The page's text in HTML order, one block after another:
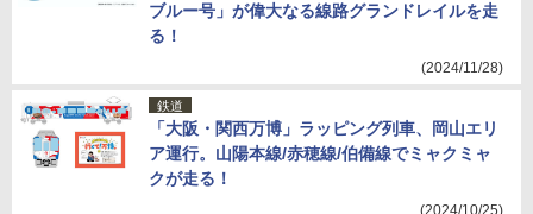
ブルー号」が偉大なる線路グランドレイルを走
る！
(2024/11/28)
鉄道
「大阪・関西万博」ラッピング列車、岡山エリ
ア運行。山陽本線/赤穂線/伯備線でミャクミャ
クが走る！
(2024/10/25)